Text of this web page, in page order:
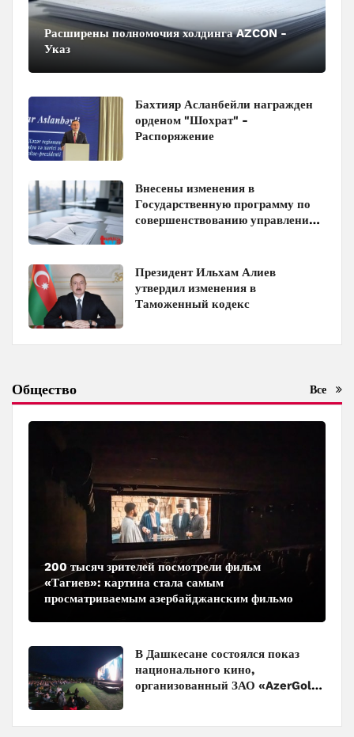
Расширены полномочия холдинга AZCON -
Указ
Бахтияр Асланбейли награжден
орденом "Шохрат" -
Распоряжение
Внесены изменения в
Государственную программу по
совершенствованию управления
Президент Ильхам Алиев
утвердил изменения в
Таможенный кодекс
Общество Все
200 тысяч зрителей посмотрели фильм
«Тагиев»: картина стала самым
просматриваемым азербайджанским фильмом
В Дашкесане состоялся показ
национального кино,
организованный ЗАО «AzerGold»